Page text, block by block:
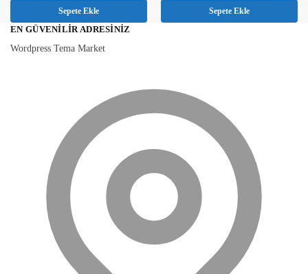
Sepete Ekle Sepete Ekle
EN GÜVENILIR ADRESINIZ
Wordpress Tema Market